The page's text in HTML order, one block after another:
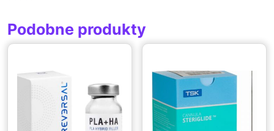
Podobne produkty